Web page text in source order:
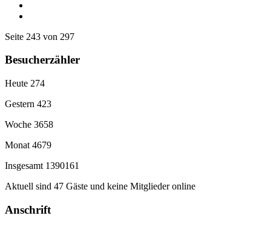
Seite 243 von 297
Besucherzähler
Heute 274
Gestern 423
Woche 3658
Monat 4679
Insgesamt 1390161
Aktuell sind 47 Gäste und keine Mitglieder online
Anschrift